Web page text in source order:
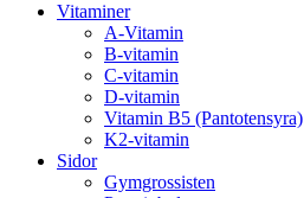
Vitaminer
A-Vitamin
B-vitamin
C-vitamin
D-vitamin
Vitamin B5 (Pantotensyra)
K2-vitamin
Sidor
Gymgrossisten